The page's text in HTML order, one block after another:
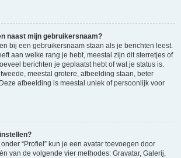
naast mijn gebruikersnaam?
bij een gebruikersnaam staan als je berichten leest.
aan welke rang je hebt, meestal zijn dit sterretjes of
berichten je geplaatst hebt of wat je status is.
meestal grotere, afbeelding staan, beter
afbeelding is meestal uniek of persoonlijk voor
“Profiel” kun je een avatar toevoegen door
van de volgende vier methodes: Gravatar, Galerij,